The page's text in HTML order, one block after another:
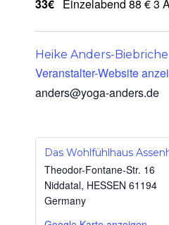
33€ Einzelabend 88 € 3
Heike Anders-
Veranstalter-Website
anders@yoga-anders.de
Das Wohlfühlhaus
Theodor-Fontane-Str. 16
Niddatal, HESSEN 61194
Germany